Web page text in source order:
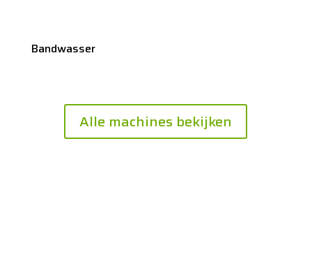
Bandwasser
Alle machines bekijken